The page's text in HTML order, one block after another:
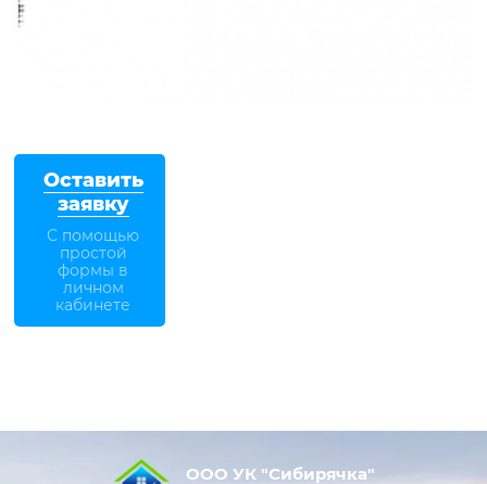
Оставить
заявку
С помощью
простой
формы в
личном
кабинете
ООО УК "Сибирячка"